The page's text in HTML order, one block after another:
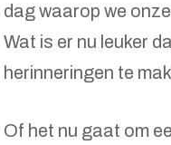
dag waarop we
Wat is er nu leuker
herinneringen te
Of het nu gaat om